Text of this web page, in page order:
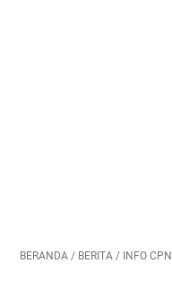
BERANDA / BERITA / INFO